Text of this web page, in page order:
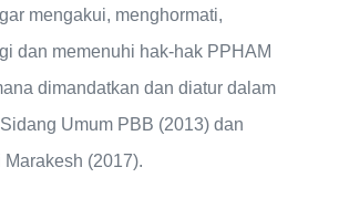
mengakui, menghormati,
dan memenuhi hak-hak PPHAM
dimandatkan dan diatur dalam
Umum PBB (2013) dan
Marakesh (2017).